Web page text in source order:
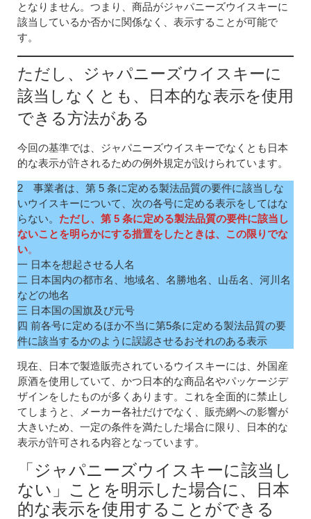
となりません。つまり、商品がジャパニーズウイスキーに
該当しているか否かに関係なく、表示することが可能で
す。
ただし、ジャパニーズウイスキーに
該当しなくとも、日本的な表示を使用
できる方法がある
今回の基準では、ジャパニーズウイスキーでなくとも日本
的な表示が許されるための例外規定が設けられています。
2 事業者は、第 5 条に定める製法品質の要件に該当しな
いウイスキーについて、次の各号に定める表示をしてはな
らない。 ただし、第 5 条に定める製法品質の要件に該当し
ないことを明らかにする措置をしたときは、この限りでな
い。
一 日本を想起させる人名
二 日本国内の都市名、地域名、名勝地名、山岳名、河川名
などの地名
三 日本国の国旗及び元号
四 前各号に定めるほか不当に第5条に定める製法品質の要
件に該当するかのように誤認させるおそれのある表示
現在、日本で製造販売されているウイスキーには、外国産
原酒を使用していて、かつ日本的な商品名やパッケージデ
ザインをしたものが多くあります。これを全面的に禁止し
てしまうと、メーカー各社だけでなく、販売網への影響が
大きいため、一定の条件を満たした場合に限り、日本的な
表示が許可される内容となっています。
「ジャパニーズウイスキーに該当し
ない」ことを明示した場合に、日本
的な表示を使用することができる